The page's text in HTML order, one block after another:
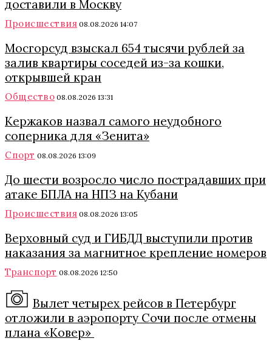
доставили в Москву
Происшествия 08.08.2026 14:07
Мосгорсуд взыскал 654 тысячи рублей за
залив квартиры соседей из-за кошки,
открывшей кран
Общество 08.08.2026 13:31
Кержаков назвал самого неудобного
соперника для «Зенита»
Спорт 08.08.2026 13:09
До шести возросло число пострадавших при
атаке БПЛА на НПЗ на Кубани
Происшествия 08.08.2026 13:05
Верховный суд и ГИБДД выступили против
наказания за магнитное крепление номеров
Транспорт 08.08.2026 12:50
Вылет четырех рейсов в Петербург
отложили в аэропорту Сочи после отмены
плана «Ковер»